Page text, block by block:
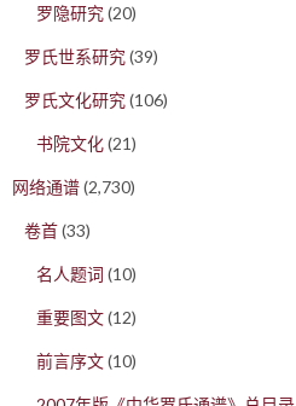
罗隐研究(20)
罗氏世系研究(39)
罗氏文化研究(106)
书院文化(21)
网络通谱(2,730)
卷首(33)
名人题词 (10)
重要图文(12)
前言序文(10)